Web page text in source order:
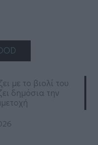
με το βιολί του
δημόσια την